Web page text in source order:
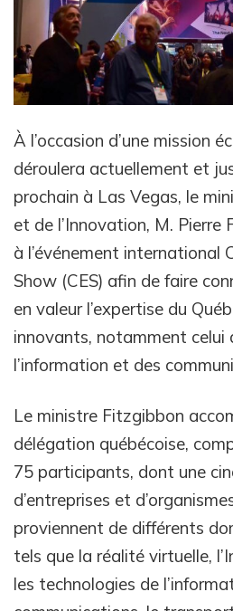
À l’occasion d’une mission
déroulera actuellement et
prochain à Las Vegas, le
et de l’Innovation, M.
à l’événement international
Show (CES) afin de faire
en valeur l’expertise du
innovants, notamment celui
l’information et des
Le ministre Fitzgibbon
délégation québécoise,
75 participants, dont une
d’entreprises et
proviennent de différents
tels que la réalité virtuelle,
les technologies de